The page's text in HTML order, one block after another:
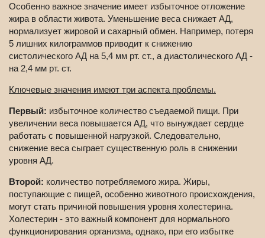
Особенно важное значение имеет избыточное отложение
жира в области живота. Уменьшение веса снижает АД,
нормализует жировой и сахарный обмен. Например, потеря
5 лишних килограммов приводит к снижению
систолического АД на 5,4 мм рт. ст., а диастолического АД -
на 2,4 мм рт. ст.
Ключевые значения имеют три аспекта проблемы.
Первый: избыточное количество съедаемой пищи. При
увеличении веса повышается АД, что вынуждает сердце
работать с повышенной нагрузкой. Следовательно,
снижение веса сыграет существенную роль в снижении
уровня АД.
Второй: количество потребляемого жира. Жиры,
поступающие с пищей, особенно животного происхождения,
могут стать причиной повышения уровня холестерина.
Холестерин - это важный компонент для нормального
функционирования организма, однако, при его избытке